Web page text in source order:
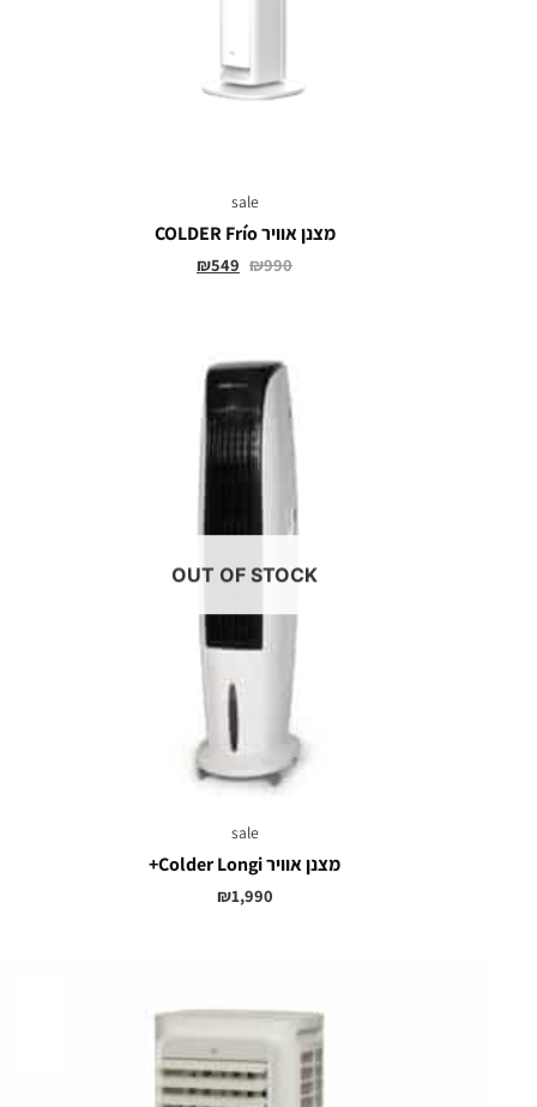
sale
מצנן אוויר COLDER Frío
₪990
₪549
OUT OF STOCK
sale
מצנן אוויר Colder Longi+
₪1,990